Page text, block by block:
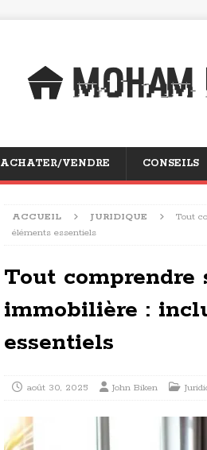
ACHATER/VENDRE CONSEILS
ACCUEIL JURIDIQUE
Tout
éléments essentiels
Tout
immobilière :
essentiels
août 30, 2025 John Biken